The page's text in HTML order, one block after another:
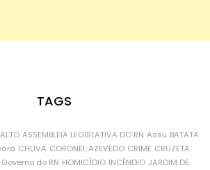
TAGS
ASSEMBLEIA LEGISLATIVA DO RN Assu BATATA
CHUVA CORONEL AZEVEDO CRIME CRUZETA
Governo do RN HOMICÍDIO INCÊNDIO JARDIM DE